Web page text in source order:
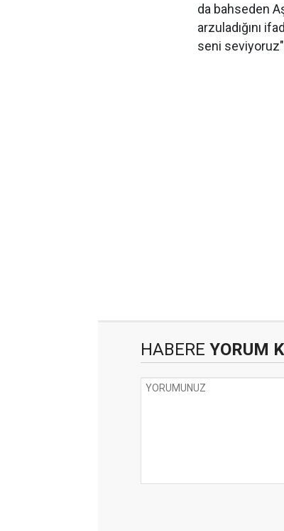
da bahseden
arzuladığını
seni
HABERE YORUM